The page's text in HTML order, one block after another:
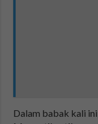
Dalam babak kali